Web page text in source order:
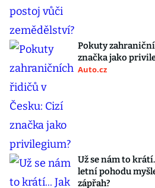
Pokuty
značka jako
Auto.cz
Už se nám to
letní pohodu
zápřah?